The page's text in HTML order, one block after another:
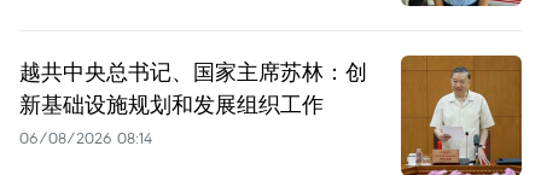
越共中央总书记、国家主席苏林：创
新基础设施规划和发展组织工作
06/08/2026 08:14